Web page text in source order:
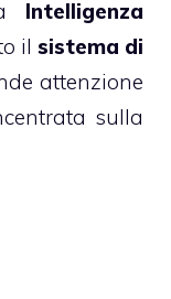
Intelligenza
il sistema di
attenzione
sulla